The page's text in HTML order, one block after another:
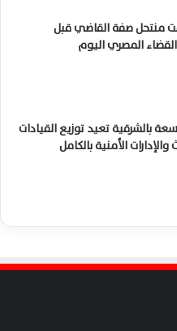
منتحل صفة القاضي قبل
المصري اليوم
بالشرقية تعيد توزيع القيادات
الأمنية بالكامل